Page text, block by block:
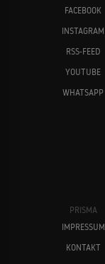
FACEBOOK
INSTAGRAM
RSS-FEED
YOUTUBE
WHATSAPP
PRISMA
IMPRESSUM
KONTAKT